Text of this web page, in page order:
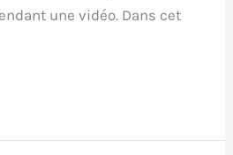
une vidéo. Dans cet